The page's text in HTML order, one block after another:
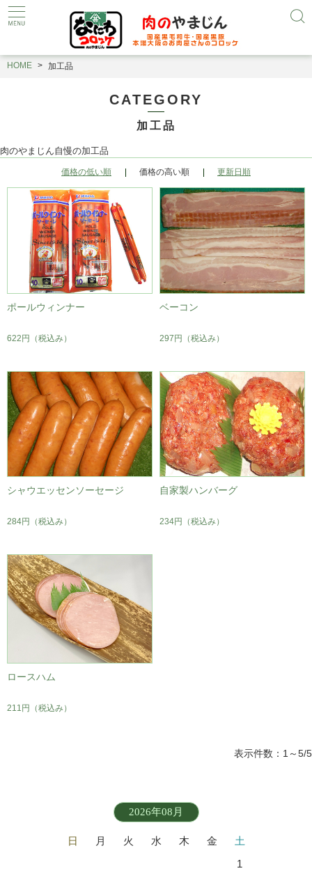
HOME 加工品
CATEGORY
加工品
肉のやまじん自慢の加工品
価格の低い順 価格の高い順 更新日順
ポールウィンナー
622円 （税込み）
ベーコン
297円 （税込み）
シャウエッセンソーセージ
284円 （税込み）
自家製ハンバーグ
234円 （税込み）
ロースハム
211円 （税込み）
表示件数：1～5/5
2026年08月
日 月 火 水 木 金
土
1